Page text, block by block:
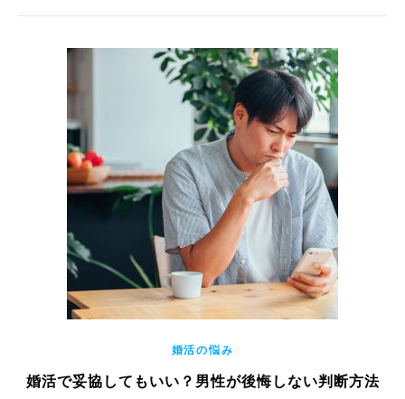
婚活の悩み
婚活で妥協してもいい？男性が後悔しない判断方法